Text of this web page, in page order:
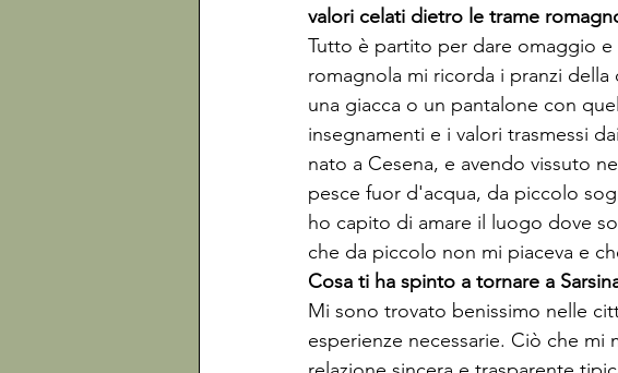
valori celati dietro le trame
Tutto è partito per dare omaggio e
romagnola mi ricorda i pranzi
una giacca o un pantalone con
insegnamenti e i valori trasmessi
nato a Cesena, e avendo vissuto
pesce fuor d'acqua, da piccolo
ho capito di amare il luogo dove
che da piccolo non mi piaceva e
Cosa ti ha spinto a tornare a
Mi sono trovato benissimo nelle
esperienze necessarie. Ciò che